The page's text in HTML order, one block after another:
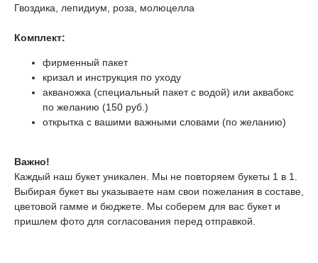
Гвоздика, лепидиум, роза, молюцелла
Комплект:
фирменный пакет
кризал и инструкция по уходу
акваножка (специальный пакет с водой) или аквабокс
по желанию (150 руб.)
открытка с вашими важными словами (по желанию)
Важно!
Каждый наш букет уникален. Мы не повторяем букеты 1 в 1.
Выбирая букет вы указываете нам свои пожелания в составе,
цветовой гамме и бюджете. Мы соберем для вас букет и
пришлем фото для согласования перед отправкой.
О ВИНТАЖЕ
+7 981 9672833
Ответим на все вопросы!
info@plombirflowers.ru
Каждый день с 9:00 до 21:00
УЛ. КИРОЧНАЯ, 8Б